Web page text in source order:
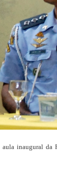
inaugural da